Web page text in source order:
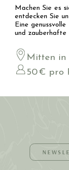
Machen Sie es
entdecken Sie
Eine
und zauberhafte
Mitten in
50 € pro